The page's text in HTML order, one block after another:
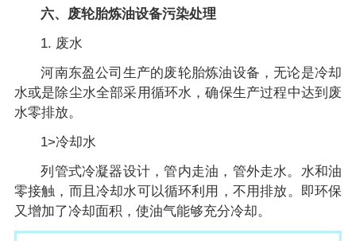
六、废轮胎炼油设备污染处理
1. 废水
河南东盈公司生产的废轮胎炼油设备，无论是冷却
水或是除尘水全部采用循环水，确保生产过程中达到废
水零排放。
1>冷却水
列管式冷凝器设计，管内走油，管外走水。水和油
零接触，而且冷却水可以循环利用，不用排放。即环保
又增加了冷却面积，使油气能够充分冷却。